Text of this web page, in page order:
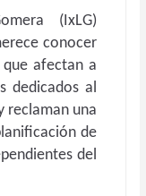
(IxLG)
conocer
afectan a
dedicados al
reclaman una
de
del